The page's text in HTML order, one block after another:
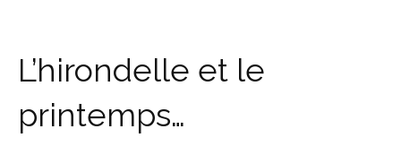
L’hirondelle et le
printemps…